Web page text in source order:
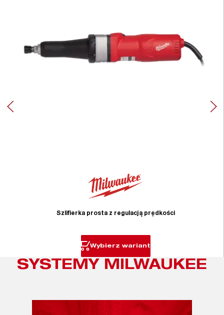
Szlifierka prosta z regulacją prędkości
Wybierz wariant
SYSTEMY MILWAUKEE